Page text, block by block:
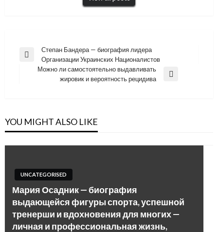
Навигация
Previous
Степан Бандера — биография лидера
Организации Украинских Националистов
Можно ли самостоятельно выдавливать
жировик и вероятность рецидива
YOU MIGHT ALSO LIKE
UNCATEGORISED
Мария Осадник — биография
выдающейся фигуры спорта, успешной
тренерши и вдохновения для многих —
личная и профессиональная жизнь,